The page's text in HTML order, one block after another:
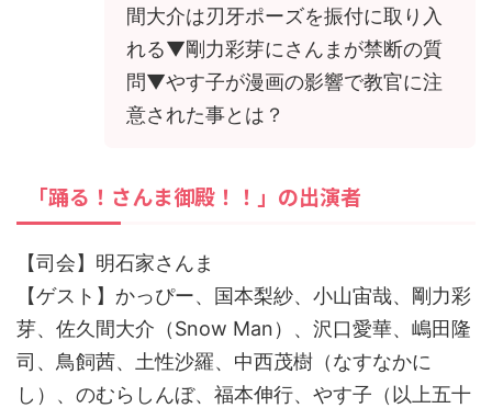
間大介は刃牙ポーズを振付に取り入
れる▼剛力彩芽にさんまが禁断の質
問▼やす子が漫画の影響で教官に注
意された事とは？
「踊る！さんま御殿！！」の出演者
【司会】明石家さんま
【ゲスト】かっぴー、国本梨紗、小山宙哉、剛力彩
芽、佐久間大介（Snow Man）、沢口愛華、嶋田隆
司、鳥飼茜、土性沙羅、中西茂樹（なすなかに
し）、のむらしんぼ、福本伸行、やす子（以上五十